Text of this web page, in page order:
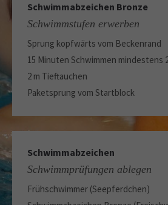
Schwimmabzeichen Bronze
Schwimmstufen erwerben
Sprung kopfwärts vom Beckenrand
15 Minuten Schwimmen mindestens
2 m Tieftauchen
Paketsprung vom Startblock
Schwimmabzeichen
Schwimmprüfungen ablegen
Frühschwimmer (Seepferdchen)